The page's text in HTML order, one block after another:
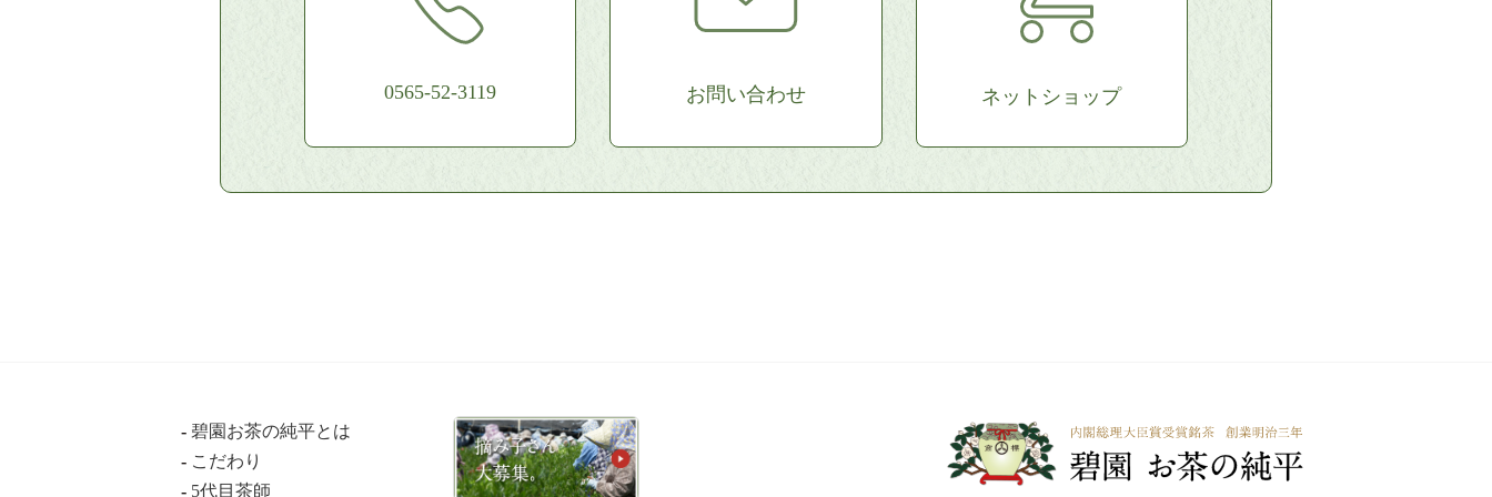
0565-52-3119 お問い合わせ ネットショップ
碧園お茶の純平とは
こだわり
5代目茶師